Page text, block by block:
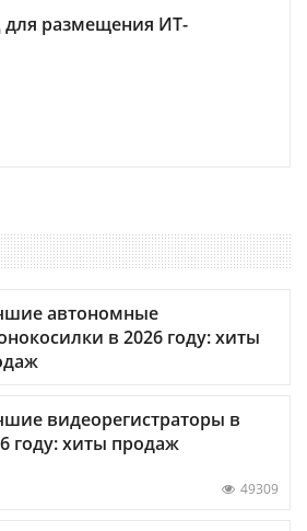
размещения ИТ-
автономные
в 2026 году: хиты
видеорегистраторы в
году: хиты продаж
49309